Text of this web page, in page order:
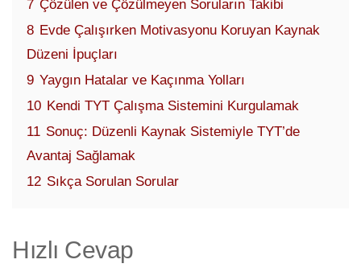
7 Çözülen ve Çözülmeyen Soruların Takibi
8 Evde Çalışırken Motivasyonu Koruyan Kaynak
Düzeni İpuçları
9 Yaygın Hatalar ve Kaçınma Yolları
10 Kendi TYT Çalışma Sistemini Kurgulamak
11 Sonuç: Düzenli Kaynak Sistemiyle TYT’de
Avantaj Sağlamak
12 Sıkça Sorulan Sorular
Hızlı Cevap